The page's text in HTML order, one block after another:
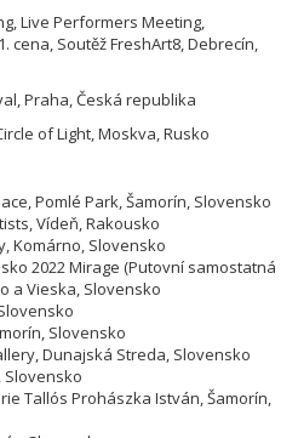
Live Performers Meeting,
cena, Soutěž FreshArt8, Debrecín,
Praha, Česká republika
of Light, Moskva, Rusko
Pomlé Park, Šamorín, Slovensko
Vídeň, Rakousko
Komárno, Slovensko
2022 Mirage (Putovní samostatná
a Vieska, Slovensko
Slovensko
Dunajská Streda, Slovensko
Slovensko
Tallós Prohászka István, Šamorín,